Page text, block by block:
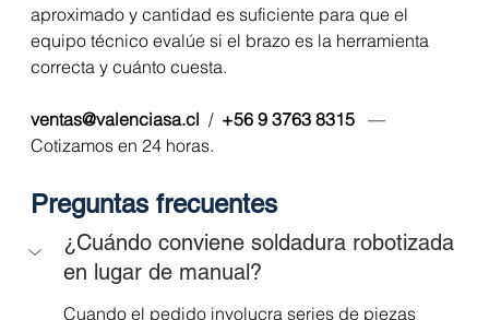
aproximado y cantidad es suficiente para que el
equipo técnico evalúe si el brazo es la herramienta
correcta y cuánto cuesta.
ventas@valenciasa.cl / +56 9 3763 8315 —
Cotizamos en 24 horas.
Preguntas frecuentes
¿Cuándo conviene soldadura robotizada
en lugar de manual?
Cuando el pedido involucra series de piezas